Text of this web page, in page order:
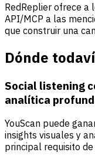
RedReplier ofrece a
API/MCP a las
que construir una
Dónde
Social listening
analítica
YouScan puede
insights visuales y
principal requisito